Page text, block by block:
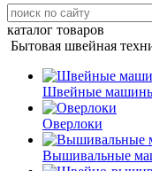
каталог товаров
Бытовая швейная
Швейные
Оверлоки
Вышивальные